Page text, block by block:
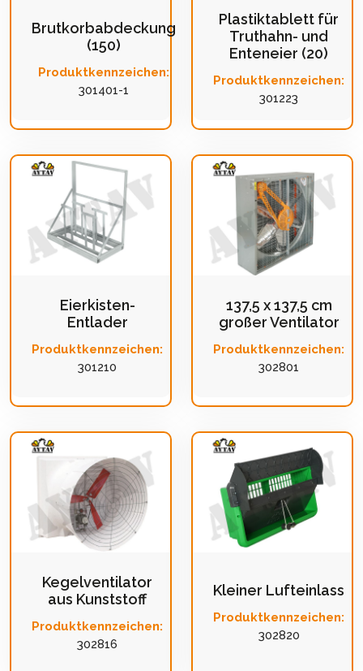
Brutkorbabdeckung
(150)
Produktkennzeichen:
301401-1
Plastiktablett für
Truthahn- und
Enteneier (20)
Produktkennzeichen:
301223
Eierkisten-
Entlader
Produktkennzeichen:
301210
137,5 x 137,5 cm
großer Ventilator
Produktkennzeichen:
302801
Kegelventilator
aus Kunststoff
Produktkennzeichen:
302816
Kleiner Lufteinlass
Produktkennzeichen:
302820